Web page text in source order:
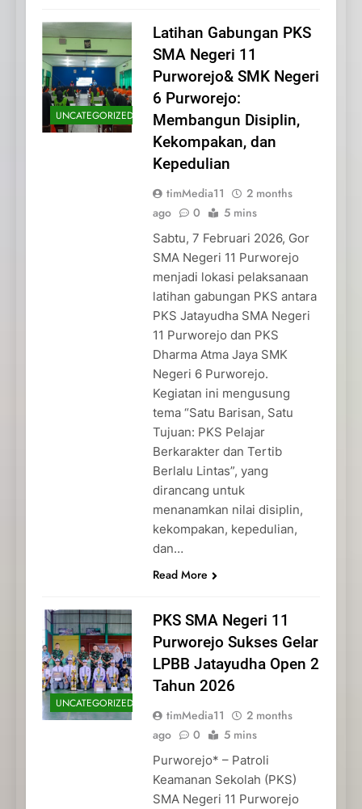
UNCATEGORIZED
Latihan Gabungan PKS
SMA Negeri 11
Purworejo& SMK Negeri
6 Purworejo:
Membangun Disiplin,
Kekompakan, dan
Kepedulian
timMedia11
2 months
ago
0 5 mins
Sabtu, 7 Februari 2026, Gor
SMA Negeri 11 Purworejo
menjadi lokasi pelaksanaan
latihan gabungan PKS antara
PKS Jatayudha SMA Negeri
11 Purworejo dan PKS
Dharma Atma Jaya SMK
Negeri 6 Purworejo.
Kegiatan ini mengusung
tema “Satu Barisan, Satu
Tujuan: PKS Pelajar
Berkarakter dan Tertib
Berlalu Lintas”, yang
dirancang untuk
menanamkan nilai disiplin,
kekompakan, kepedulian,
dan…
Read More
UNCATEGORIZED
PKS SMA Negeri 11
Purworejo Sukses Gelar
LPBB Jatayudha Open 2
Tahun 2026
timMedia11
2 months
ago
0 5 mins
Purworejo* – Patroli
Keamanan Sekolah (PKS)
SMA Negeri 11 Purworejo